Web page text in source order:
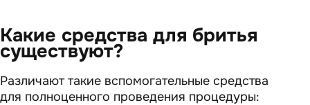
Какие средства для бритья
существуют?
Различают такие вспомогательные средства
для полноценного проведения процедуры: